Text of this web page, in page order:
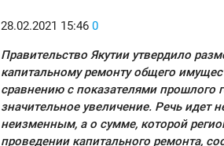
28.02.2021 15:46 0
Правительство Якутии утвердило
капитальному ремонту общего
сравнению с показателями прошлого
значительное увеличение. Речь идет
неизменным, а о сумме, которой
проведении капитального ремонта,